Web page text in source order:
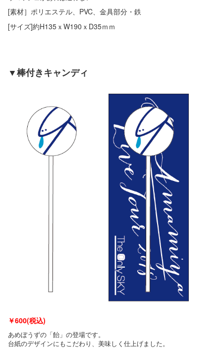
[素材］ポリエステル、PVC、金具部分・鉄
[サイズ]約H135ｘW190ｘD35ｍｍ
▼棒付きキャンディ
￥600(税込)
あめぼうずの「飴」の登場です。
台紙のデザインにもこだわり、美味しく仕上げました。